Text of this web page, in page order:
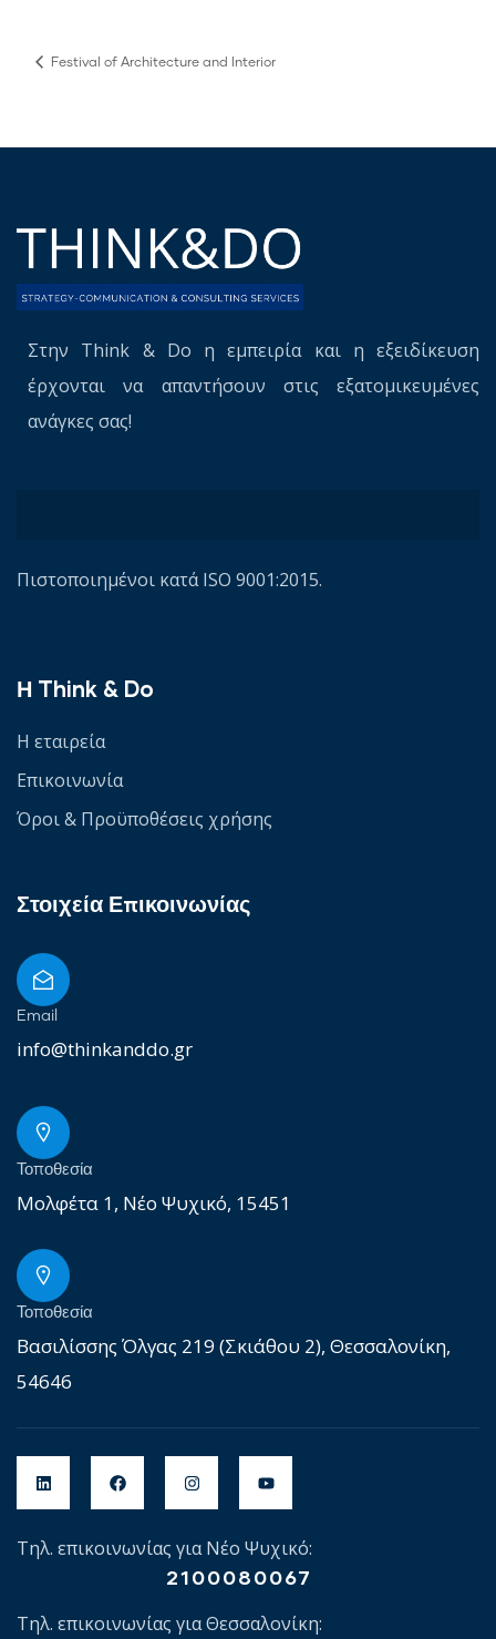
Festival of Architecture and Interior
Στην Think & Do η εμπειρία και η εξειδίκευση
έρχονται να απαντήσουν στις εξατομικευμένες
ανάγκες σας!
Πιστοποιημένοι κατά ISO 9001:2015.
Η Think & Do
Η εταιρεία
Επικοινωνία
Όροι & Προϋποθέσεις χρήσης
Στοιχεία Επικοινωνίας
Email
info@thinkanddo.gr
Τοποθεσία
Μολφέτα 1, Νέο Ψυχικό, 15451
Τοποθεσία
Βασιλίσσης Όλγας 219 (Σκιάθου 2), Θεσσαλονίκη,
54646
Τηλ. επικοινωνίας για Νέο Ψυχικό:
2100080067
Τηλ. επικοινωνίας για Θεσσαλονίκη: